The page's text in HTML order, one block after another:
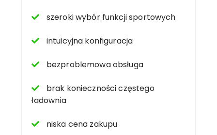
szeroki wybór funkcji sportowych
intuicyjna konfiguracja
bezproblemowa obsługa
brak konieczności częstego
ładownia
niska cena zakupu